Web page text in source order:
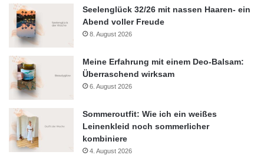
Seelenglück 32/26 mit nassen Haaren- ein
Abend voller Freude
8. August 2026
Meine Erfahrung mit einem Deo-Balsam:
Überraschend wirksam
6. August 2026
Sommeroutfit: Wie ich ein weißes
Leinenkleid noch sommerlicher
kombiniere
4. August 2026